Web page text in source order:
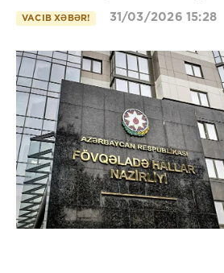
VACIB XƏBƏR! 31/03/2026 15:28